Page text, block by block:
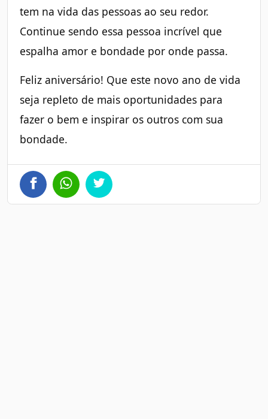
tem na vida das pessoas ao seu redor.
Continue sendo essa pessoa incrível que
espalha amor e bondade por onde passa.
Feliz aniversário! Que este novo ano de vida
seja repleto de mais oportunidades para
fazer o bem e inspirar os outros com sua
bondade.